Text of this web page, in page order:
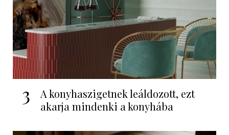
3
A konyhaszigetnek leáldozott, ezt
akarja mindenki a konyhába